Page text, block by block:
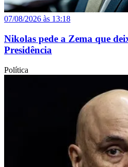
07/08/2026 às 13:18
Nikolas pede a Zema que
Presidência
Política